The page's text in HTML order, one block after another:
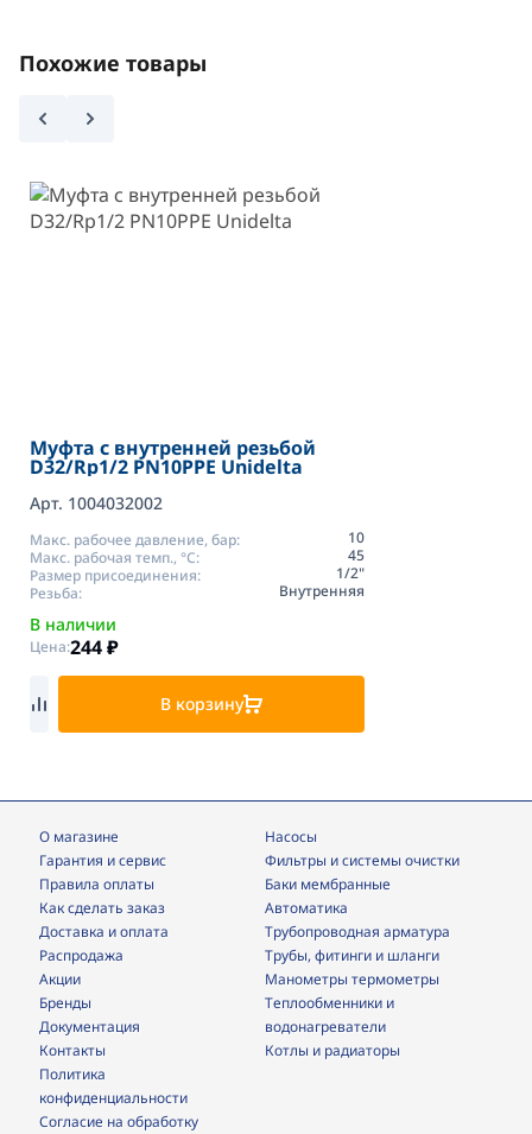
Похожие товары
Муфта с внутренней резьбой
D32/Rp1/2 PN10PPE Unidelta
Арт. 1004032002
Макс. рабочее давление, бар:
10
Макс. рабочая темп., °С:
45
Размер присоединения:
1/2"
Резьба:
Внутренняя
В наличии
Цена:244₽
В корзину
О магазине
Гарантия и сервис
Правила оплаты
Как сделать заказ
Доставка и оплата
Распродажа
Акции
Бренды
Документация
Контакты
Насосы
фильтры и системы очистки
Баки мембранные
Автоматика
трубопроводная арматура
трубы, фитинги и шланги
манометры термометры
теплообменники и
водонагреватели
Котлы и радиаторы
Политика
конфиденциальности
Согласие на обработку